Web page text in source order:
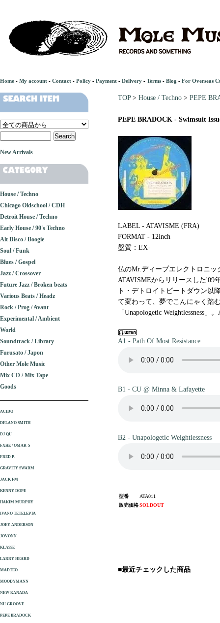
Home - My account - Contact - Policy - Payment - Delivery - Terms - Blog - For Overseas
TOP> House / Techno > PEPE
PEPE BRADOCK - Swimsuit
LABEL - ATAVISME (FRA)
FORMAT - 12inch
盤質：EX-
仏のMr.ディープエレクトロニッ
ATAVISMEからリリースした'09
ト・デトロイトビートダウン以
て変わって、夢でこんにゃく踏
「Unapologetic Weightlessness
A1 - Path Of Most Resistance
B1 - CU @ Minna & Lafayette
B2 - Unapologetic Weightlessness
型番
ATA011
販売価格SOLDOUT
■最近チェックした商品
New Arrivals
House / Techno
Chicago Oldschool / CDH
Detroit House / Techno
Early House / 90's Techno
Alt Disco / Boogie
Soul / Funk
Blues / Gospel
Jazz / Crossover
Future Jazz / Broken beats
Various Beats / Headz
Rock / Prog / Avant
Experimental / Ambient
World
Soundtrack / Library
Furusato / Japon
Other Mole Music
Mix CD / Mix Tape
Goods
ACIDO
DELANO SMITH
DJ QU
FXHE / OMAR-S
FRED P.
GRAVITY SWARM
JACK FM
KENNY DOPE
HAKIM MURPHY
IVANO TETELEPTA
JOEY ANDERSON
JOVONN
KLASSE
LARRY HEARD
MADTEO
MOODYMANN
NEW KANADA
NU GROOVE
PEPE BRADOCK